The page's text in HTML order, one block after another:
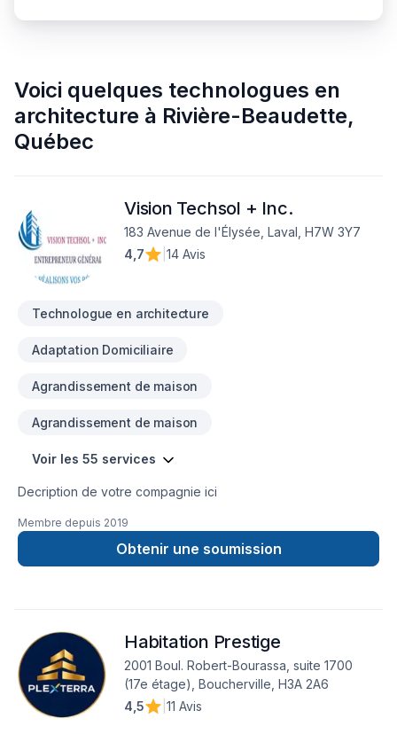
Voici quelques technologues en
architecture à Rivière-Beaudette,
Québec
Vision Techsol + Inc.
183 Avenue de l'Élysée, Laval, H7W 3Y7
4,7
14 Avis
Technologue en architecture
Adaptation Domiciliaire
Agrandissement de maison
Agrandissement de maison
Voir les 55 services
Decription de votre compagnie ici
Membre depuis 2019
Obtenir une soumission
Habitation Prestige
2001 Boul. Robert-Bourassa, suite 1700
(17e étage), Boucherville, H3A 2A6
4,5
11 Avis